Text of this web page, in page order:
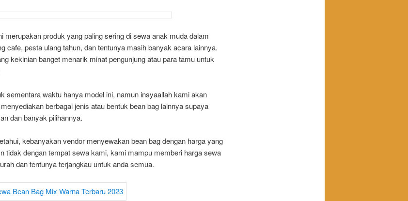
merupakan produk yang paling sering di sewa anak muda dalam
cafe, pesta ulang tahun, dan tentunya masih banyak acara lainnya.
kekinian banget menarik minat pengunjung atau para tamu untuk
sementara waktu hanya model ini, namun insyaallah kami akan
berbagai jenis atau bentuk bean bag lainnya supaya
dan banyak pilihannya.
kebanyakan vendor menyewakan bean bag dengan harga yang
tidak dengan tempat sewa kami, kami mampu memberi harga sewa
dan tentunya terjangkau untuk anda semua.